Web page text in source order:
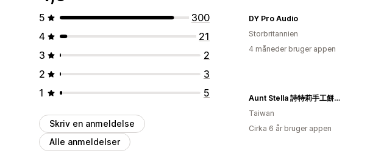
5
300
4
21
3
2
2
3
1
5
Skriv en anmeldelse
Alle anmeldelser
DY Pro Audio
Storbritannien
4 måneder bruger appen
Aunt Stella 詩特莉手工餅乾 | 手工喜餅、彌月、年節、客製禮盒
Taiwan
Cirka 6 år bruger appen